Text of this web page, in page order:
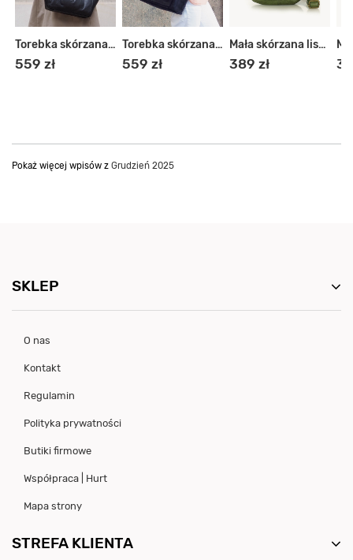
Torebka skórzana miejski shopper
559 zł
Torebka skórzana shopper
559 zł
Mała skórzana listonoszka damska
389 zł
Pokaż więcej wpisów z Grudzień 2025
SKLEP
O nas
Kontakt
Regulamin
Polityka prywatności
Butiki firmowe
Współpraca | Hurt
Mapa strony
STREFA KLIENTA